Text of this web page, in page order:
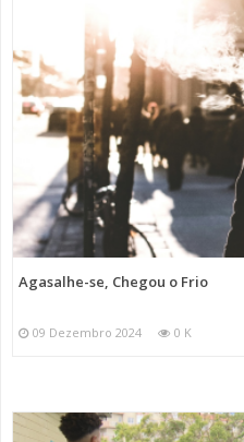
Agasalhe-se, Chegou o Frio
09 Dezembro 2024 0 K